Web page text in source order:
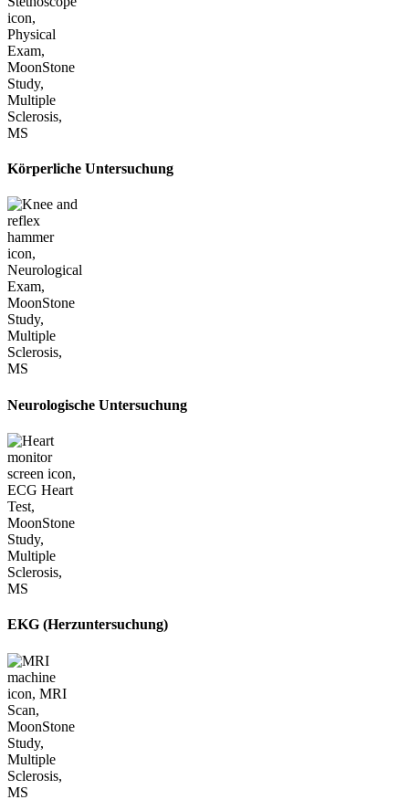
Körperliche Untersuchung
Neurologische Untersuchung
EKG (Herzuntersuchung)